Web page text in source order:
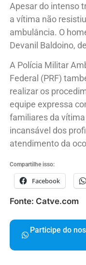
Apesar do intenso
a vítima não
ambulância. O
Devanil Baldoino,
A Polícia Militar
Federal (PRF)
realizar os
equipe expressa
familiares da
incansável dos
atendimento da
Compartilhe isso:
Facebook
Fonte: Catve.com
Participe do